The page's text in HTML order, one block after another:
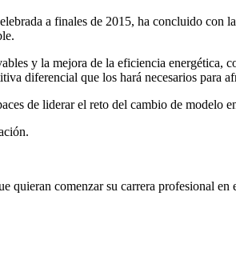
a finales de 2015, ha concluido con
y la mejora de la eficiencia energética,
diferencial que los hará necesarios para
de liderar el reto del cambio de modelo
quieran comenzar su carrera profesional